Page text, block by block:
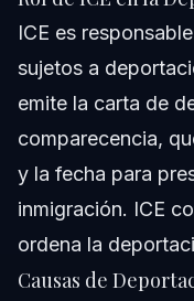
ICE es
sujetos a
emite la carta de
comparecencia,
y la fecha para
inmigración. ICE
ordena la
Causas de